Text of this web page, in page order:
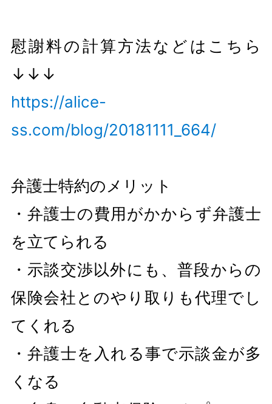
慰謝料の計算方法などはこちら
↓↓↓
https://alice-
ss.com/blog/20181111_664/
弁護士特約のメリット
・弁護士の費用がかからず弁護士
を立てられる
・示談交渉以外にも、普段からの
保険会社とのやり取りも代理でし
てくれる
・弁護士を入れる事で示談金が多
くなる